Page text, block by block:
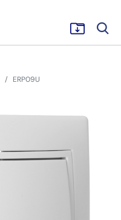
ERP09U